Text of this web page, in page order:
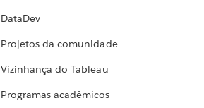
DataDev
Projetos da comunidade
Vizinhança do Tableau
Programas acadêmicos